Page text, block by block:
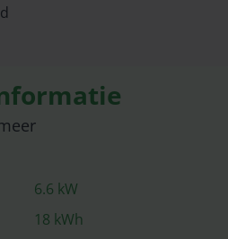
6.6 kW
18 kWh